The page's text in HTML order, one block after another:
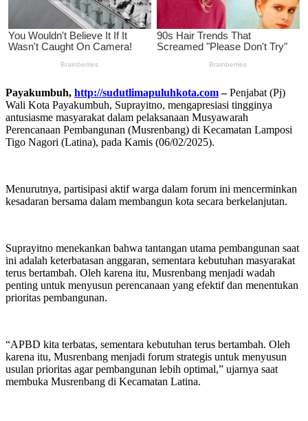
Payakumbuh, http://sudutlimapuluhkota.com–Penjabat (Pj)
Wali Kota Payakumbuh, Suprayitno, mengapresiasi tingginya
antusiasme masyarakat dalam pelaksanaan Musyawarah
Perencanaan Pembangunan (Musrenbang) di Kecamatan Lamposi
Tigo Nagori (Latina), pada Kamis (06/02/2025).
Menurutnya, partisipasi aktif warga dalam forum ini mencerminkan
kesadaran bersama dalam membangun kota secara berkelanjutan.
Suprayitno menekankan bahwa tantangan utama pembangunan saat
ini adalah keterbatasan anggaran, sementara kebutuhan masyarakat
terus bertambah. Oleh karena itu, Musrenbang menjadi wadah
penting untuk menyusun perencanaan yang efektif dan menentukan
prioritas pembangunan.
“APBD kita terbatas, sementara kebutuhan terus bertambah. Oleh
karena itu, Musrenbang menjadi forum strategis untuk menyusun
usulan prioritas agar pembangunan lebih optimal,” ujarnya saat
membuka Musrenbang di Kecamatan Latina.